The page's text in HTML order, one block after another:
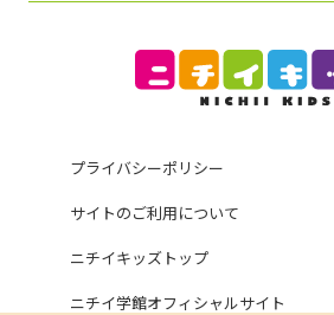
プライバシーポリシー
サイトのご利用について
ニチイキッズトップ
ニチイ学館オフィシャルサイト